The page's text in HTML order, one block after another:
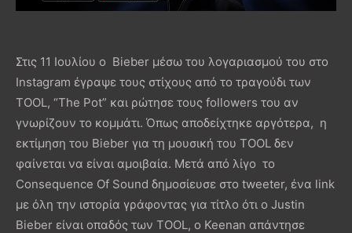
Στις 11 Ιουλίου ο Bieber μέσω του λογαριασμού του στο
Instagram έγραψε τους στίχους από το τραγούδι των
TOOL, “The Pot” και ρώτησε τους followers του αν
γνωρίζουν το κομμάτι. Όπως αποδείχτηκε αργότερα, η
εκτίμηση του Bieber για τη μουσική του TOOL δεν
φαίνεται να είναι αμοιβαία. Μετά από λίγο το
Consequence Of Sound δημοσίευσε στο tweeter, ένα link
με όλη την ιστορία γράφοντας για τίτλο ότι ο Justin
Bieber είναι οπαδός των TOOL, ο Keenan απάντησε